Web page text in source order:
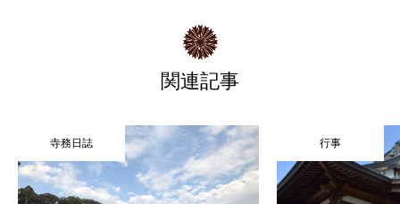
関連記事
寺務日誌 行事